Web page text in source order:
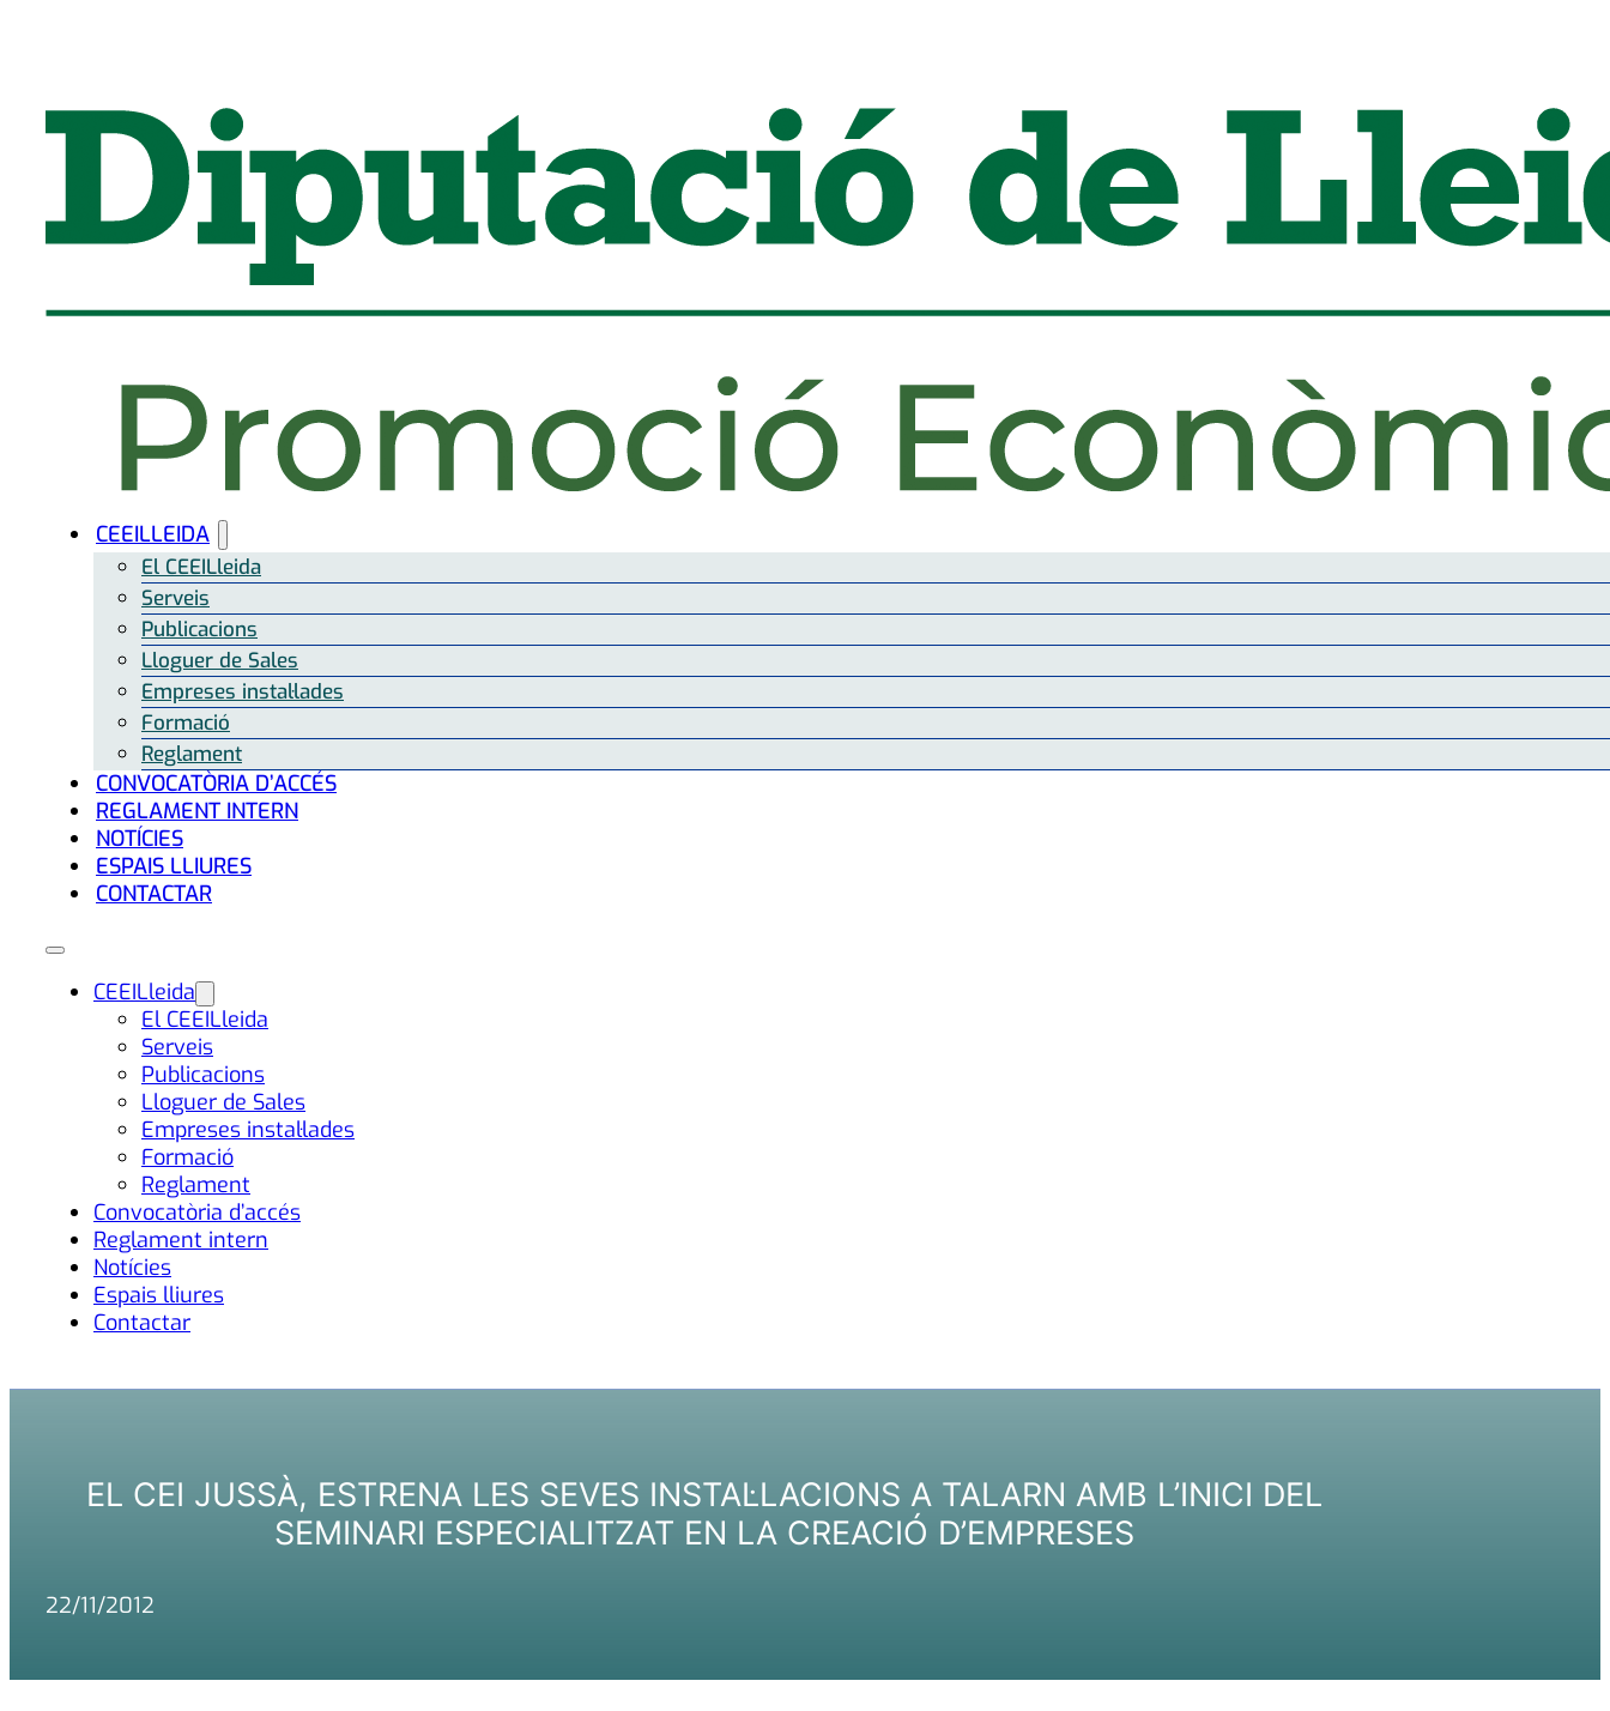
CEEILLEIDA
El CEEILleida
Serveis
Publicacions
Lloguer de Sales
Empreses instal·lades
Formació
Reglament
CONVOCATÒRIA D’ACCÉS
REGLAMENT INTERN
NOTÍCIES
ESPAIS LLIURES
CONTACTAR
CEEILleida
El CEEILleida
Serveis
Publicacions
Lloguer de Sales
Empreses instal·lades
Formació
Reglament
Convocatòria d’accés
Reglament intern
Notícies
Espais lliures
Contactar
EL CEI JUSSÀ, ESTRENA LES SEVES INSTAL·LACIONS A TALARN AMB L’INICI DEL
SEMINARI ESPECIALITZAT EN LA CREACIÓ D’EMPRESES
22/11/2012